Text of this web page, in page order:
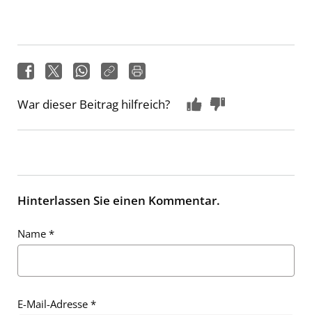
War dieser Beitrag hilfreich?
Hinterlassen Sie einen Kommentar.
Name *
E-Mail-Adresse *